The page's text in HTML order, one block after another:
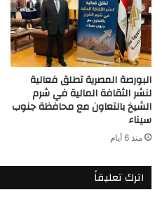
البورصة المصرية تطلق فعالية
لنشر الثقافة المالية في شرم
الشيخ بالتعاون مع محافظة جنوب
سيناء
منذ 6 أيام
اترك تعليقاً